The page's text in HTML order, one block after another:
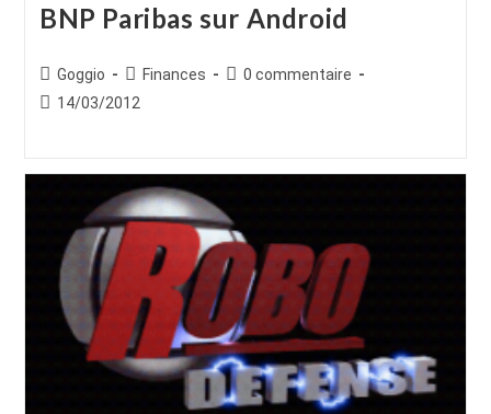
BNP Paribas sur Android
Auteur/autrice
de
Goggio
Post
category:
Finances
Commentaires
0 commentaire
Publication
14/03/2012